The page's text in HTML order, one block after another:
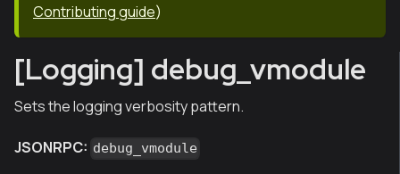
Contributing guide)
[Logging] debug_vmodule
Sets the logging verbosity pattern.
JSONRPC: debug_vmodule